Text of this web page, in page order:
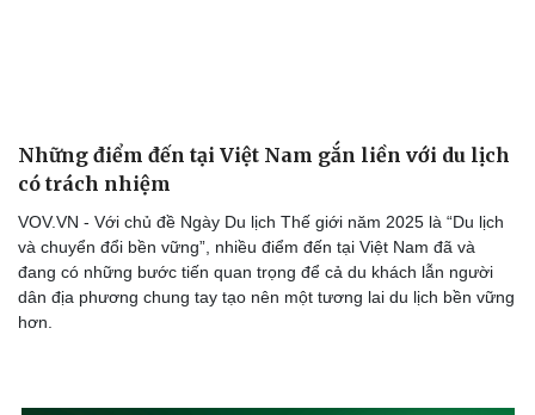
Những điểm đến tại Việt Nam gắn liền với du lịch
có trách nhiệm
VOV.VN - Với chủ đề Ngày Du lịch Thế giới năm 2025 là “Du lịch
và chuyển đổi bền vững”, nhiều điểm đến tại Việt Nam đã và
đang có những bước tiến quan trọng để cả du khách lẫn người
dân địa phương chung tay tạo nên một tương lai du lịch bền vững
hơn.